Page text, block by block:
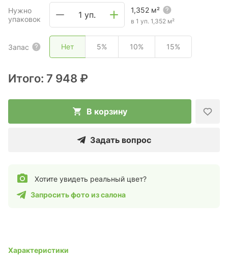
Нужно
упаковок
1 уп. 1,352 м²
в 1 уп. 1,352 м²
Запас Нет 5% 10% 15%
Итого: 7 948 ₽
В корзину
Задать вопрос
Хотите увидеть реальный цвет?
Запросить фото из салона
Характеристики